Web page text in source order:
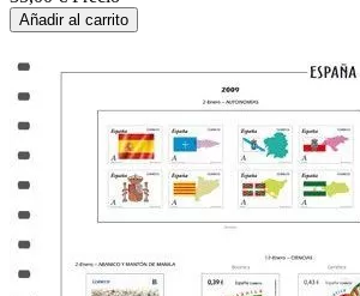
Añadir al carrito